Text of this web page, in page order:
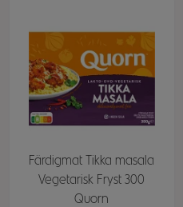
Färdigmat Tikka masala
Vegetarisk Fryst 300
Quorn